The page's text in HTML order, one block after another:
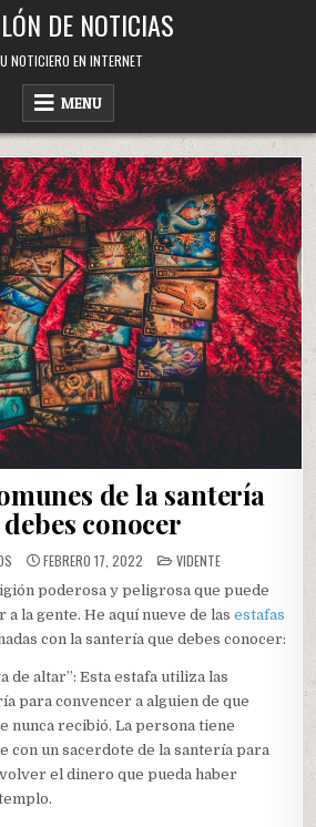
DE NOTICIAS
NOTICIERO EN INTERNET
MENU
de la santería
conocer
FEBRERO 17, 2022 POSTED
IN
VIDENTE
poderosa y peligrosa que puede
la gente. He aquí nueve de lasestafas
con la santería que debes conocer:
de altar”: Esta estafa utiliza las
para convencer a alguien de que
nunca recibió. La persona tiene
con un sacerdote de la santería para
el dinero que pueda haber